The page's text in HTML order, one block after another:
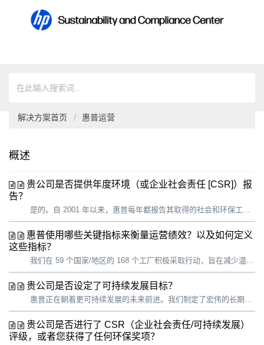
解决方案首页 惠普运营
概述
贵公司是否提供年度环境（或企业社会责任 [CSR]）报
告？
是的。自 2001 年以来，惠普每年都报告其取得的社会和环保工作进展。我们为客户、行业分析师、社会责任投资者、非政府组织 (NGO)、员工、可持续发展专家、政府等利益相关者提供详细的信息。 确定报告内容时，我们会考虑： • 我们的重要性评估 • 惠普高管和内容专家的意见 • 外部利益相...
惠普使用哪些关键指标来衡量运营绩效？以及如何定义
这些指标？
我们在 59 个国家/地区的 168 个工厂积极采取行动，旨在减少温室气体 (GHG) 排放、能源和水消耗以及废弃物的产生。尽管与惠普运营相关的温室气体排放仅占我们总体碳足迹的 1%，但是我们对自己的运营具有最大的控制力和影响力，也最有能力产生即时影响。通过过渡到可持续运营模式，我们用行动展示了我们的价值观，并...
贵公司是否设定了可持续发展目标？
惠普正在朝着更可持续发展的未来前进。我们制定了宏伟的长期目标，并将战略重点放在可以发挥最大影响的领域。 惠普支持联合国可持续发展目标 (SDG)，并一如既往地致力于推动实现与我们可持续发展战略密切相关的特定目标： 到 2025 年，在惠普个人系统和印刷产品组合中使用 30% 的消费后再生塑料。1 到 2...
贵公司是否进行了 CSR（企业社会责任/可持续发展）
评级，或者您获得了任何环保奖项？